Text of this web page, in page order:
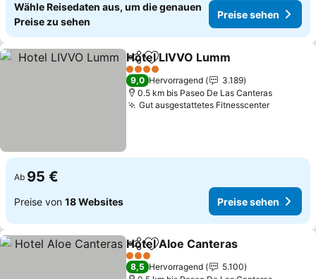
Wähle Reisedaten aus, um die genauen
Preise zu sehen
Preise sehen
TeilenZu Favoriten hinzufügen
Hotel LIVVO Lumm
4 Sterne
9,0 Hervorragend
3.189
0.5 km bis Paseo De Las Canteras
Gut ausgestattetes FitnesscenterPreise
Ab 95 €
Preise von 18 Websites Preise sehen
TeilenZu Favoriten hinzufügen
Hotel Aloe Canteras
3 Sterne
8,5 Hervorragend
5.100